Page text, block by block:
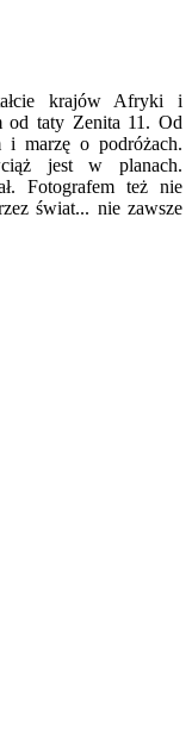
krajów Afryki i
od taty Zenita 11. Od
i marzę o podróżach.
jest w planach.
Fotografem też nie
świat... nie zawsze